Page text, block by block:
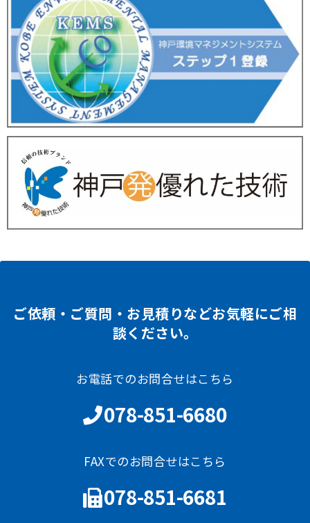
ご依頼・ご質問・お見積りなどお気軽にご相
談ください。
お電話でのお問合せはこちら
078-851-6680
FAXでのお問合せはこちら
078-851-6681